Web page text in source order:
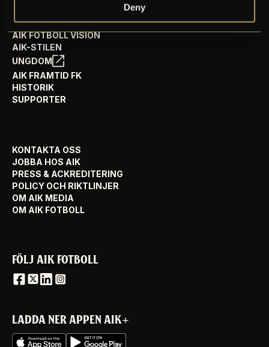
Deny
AIK FOTBOLL VISION
AIK-STILEN
UNGDOM
AIK FRAMTID FK
HISTORIK
SUPPORTER
KONTAKTA OSS
JOBBA HOS AIK
PRESS & ACKREDITERING
POLICY OCH RIKTLINJER
OM AIK MEDIA
OM AIK FOTBOLL
FÖLJ AIK FOTBOLL
LADDA NER APPEN AIK+